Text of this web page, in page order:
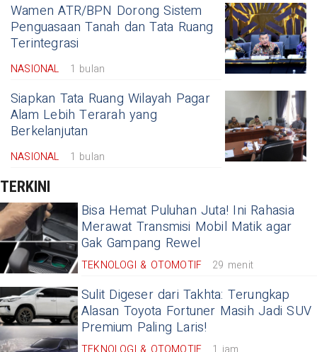
Wamen ATR/BPN Dorong Sistem
Penguasaan Tanah dan Tata Ruang
Terintegrasi
NASIONAL 1 bulan
Siapkan Tata Ruang Wilayah Pagar
Alam Lebih Terarah yang
Berkelanjutan
NASIONAL 1 bulan
TERKINI
Bisa Hemat Puluhan Juta! Ini Rahasia
Merawat Transmisi Mobil Matik agar
Gak Gampang Rewel
TEKNOLOGI & OTOMOTIF 29 menit
Sulit Digeser dari Takhta: Terungkap
Alasan Toyota Fortuner Masih Jadi SUV
Premium Paling Laris!